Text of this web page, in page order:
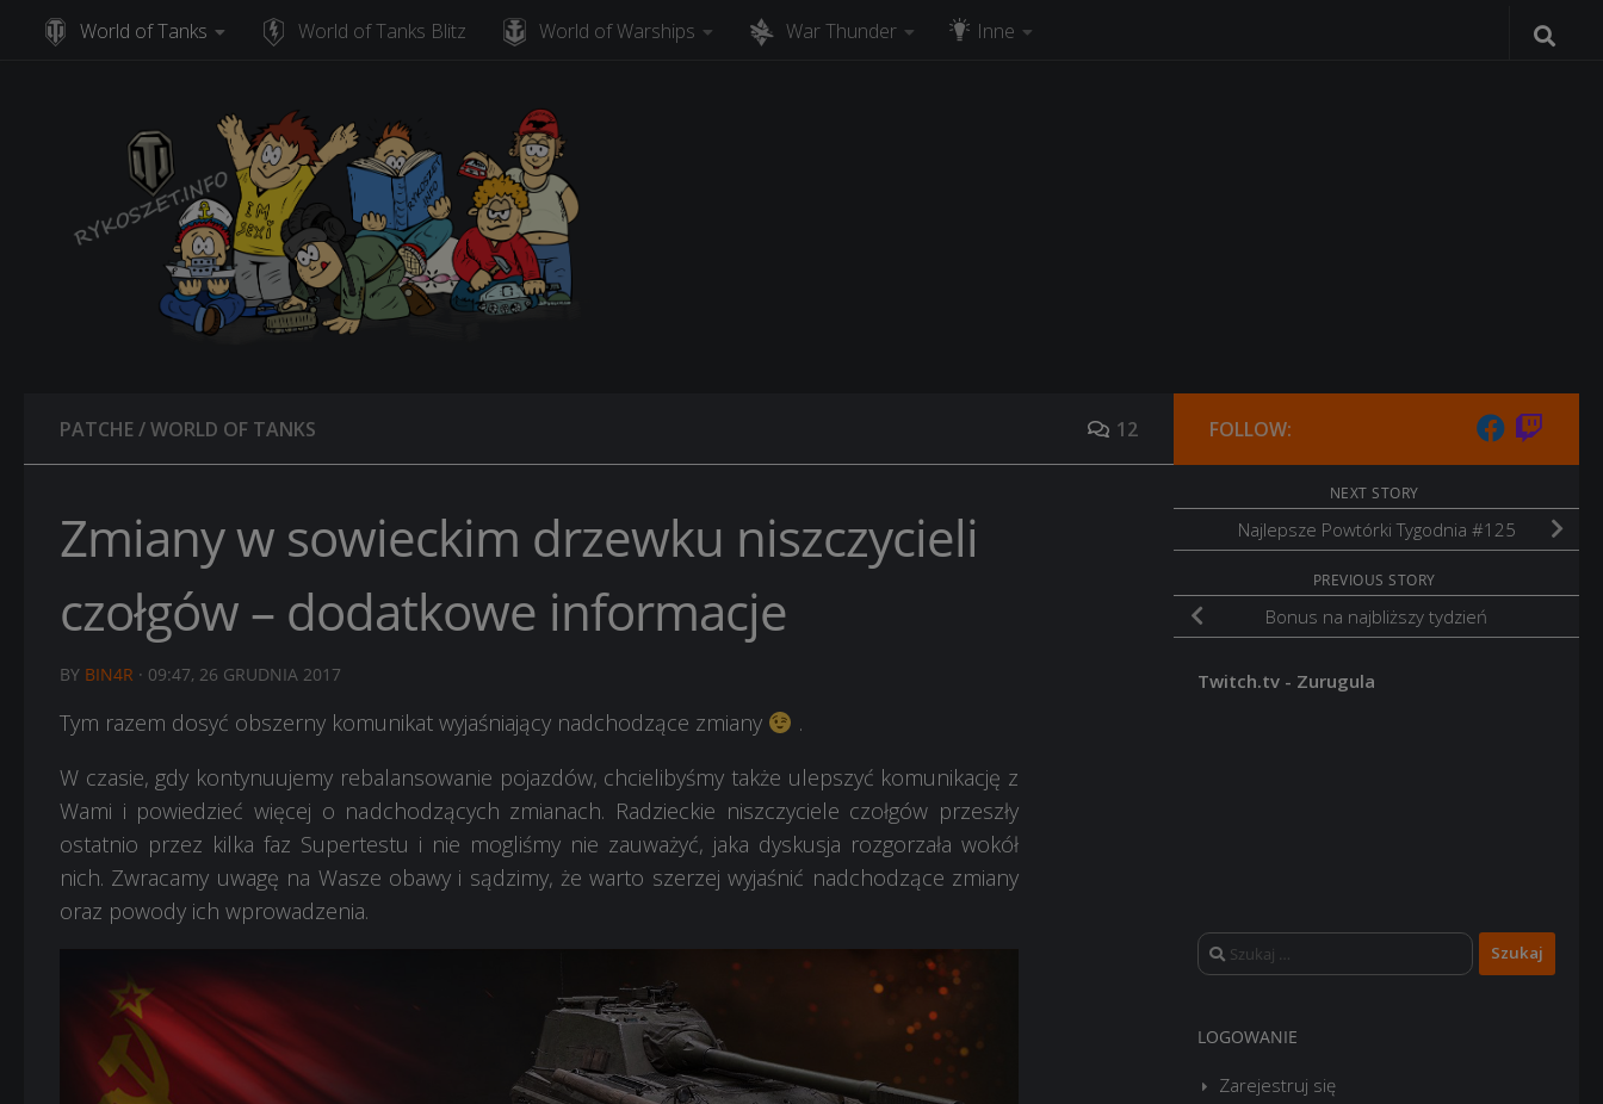
Skip to content
World of Tanks World of Tanks Blitz World of Warships War Thunder Inne
PATCHE/WORLD OF TANKS 12
Zmiany w sowieckim drzewku niszczycieli
czołgów – dodatkowe informacje
BY BIN4R · 09:47, 26 GRUDNIA 2017
Tym razem dosyć obszerny komunikat wyjaśniający nadchodzące zmiany
.
W czasie, gdy kontynuujemy rebalansowanie pojazdów, chcielibyśmy także ulepszyć komunikację z
Wami i powiedzieć więcej o nadchodzących zmianach. Radzieckie niszczyciele czołgów przeszły
ostatnio przez kilka faz Supertestu i nie mogliśmy nie zauważyć, jaka dyskusja rozgorzała wokół
nich. Zwracamy uwagę na Wasze obawy i sądzimy, że warto szerzej wyjaśnić nadchodzące zmiany
oraz powody ich wprowadzenia.
FOLLOW:
NEXT STORY
Najlepsze Powtórki Tygodnia #125
PREVIOUS STORY
Bonus na najbliższy tydzień
Twitch.tv - Zurugula
Szukaj:
LOGOWANIE
Zarejestruj się